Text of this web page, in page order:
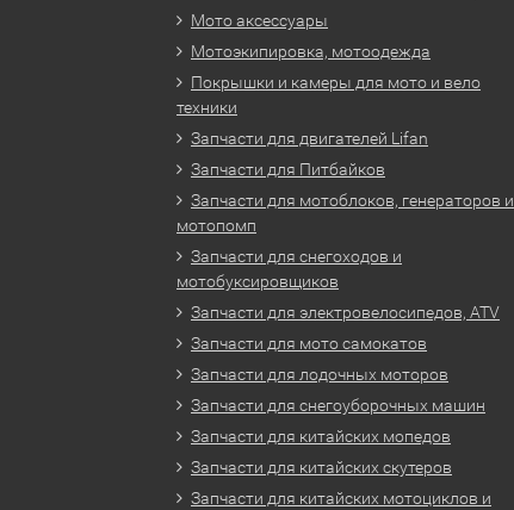
Мото аксессуары
Мотоэкипировка, мотоодежда
Покрышки и камеры для мото и вело
техники
Запчасти для двигателей Lifan
Запчасти для Питбайков
Запчасти для мотоблоков, генераторов и
мотопомп
Запчасти для снегоходов и
мотобуксировщиков
Запчасти для электровелосипедов, ATV
Запчасти для мото самокатов
Запчасти для лодочных моторов
Запчасти для снегоуборочных машин
Запчасти для китайских мопедов
Запчасти для китайских скутеров
Запчасти для китайских мотоциклов и